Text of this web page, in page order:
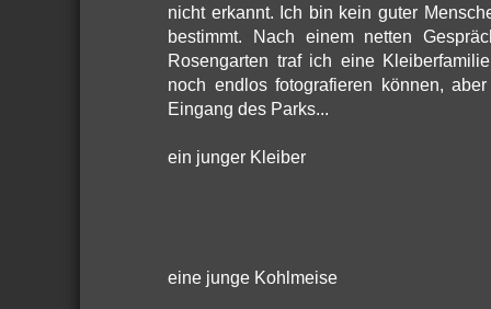
nicht erkannt. Ich bin kein guter
bestimmt. Nach einem netten
Rosengarten traf ich eine
noch endlos fotografieren können,
Eingang des Parks...
ein junger Kleiber
eine junge Kohlmeise